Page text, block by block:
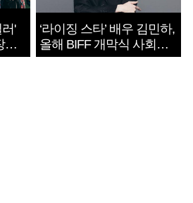
'
‘라이징 스타’ 배우 김민하,
올해 BIFF 개막식 사회자
확정